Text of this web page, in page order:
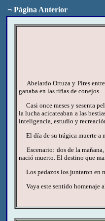
¬ Página Anterior
Abelardo Ortuza y Pires
ganaba en las riñas de conejos.
Casi once meses y sesenta
la lucha acicateaban a las
inteligencia, estudio y
El día de su trágica muerte a
Escenario: dos de la
nació muerto. El destino que
Los pedazos los juntaron en
Vaya este sentido homenaje